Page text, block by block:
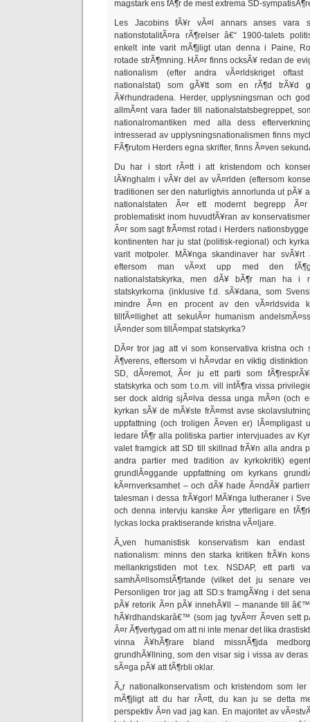
magstark ens fÃ¶r de mest extrema SD-
Les Jacobins fÃ¥r vÃ¤l annars anses vara
nationstotalitÃ¤ra rÃ¶relser â€“ 1900-talets
enkelt inte varit mÃ¶jligt utan denna i Paine,
rotade strÃ¶mning. HÃ¤r finns ocksÃ¥ redan de
nationalism (efter andra vÃ¤rldskriget
nationalstat) som gÃ¥tt som en rÃ¶d trÃ¥d
Ã¥rhundradena. Herder, upplysningsman och
allmÃ¤nt vara fader till nationalstatsbegreppet,
nationalromantiken med alla dess
intresserad av upplysningsnationalismen finns
FÃ¶rutom Herders egna skrifter, finns Ã¤ven
Du har i stort rÃ¤tt i att kristendom och
lÃ¥nghalm i vÃ¥r del av vÃ¤rlden (eftersom
traditionen ser den naturligtvis annorlunda ut pÃ¥
nationalstaten Ã¤r ett modernt begrepp Ã¤r
problematiskt inom huvudfÃ¥ran av
Ã¤r som sagt frÃ¤mst rotad i Herders
kontinenten har ju stat (politisk-regional) och
varit motpoler. MÃ¥nga skandinaver har svÃ¥rt
eftersom man vÃ¤xt upp med den
nationalstatskyrka, men dÃ¥ bÃ¶r man ha i
statskyrkorna (inklusive f.d. sÃ¥dana, som
mindre Ã¤n en procent av den vÃ¤rldsvida
tillfÃ¤llighet att sekulÃ¤r humanism
lÃ¤nder som tillÃ¤mpat statskyrka?
DÃ¤r tror jag att vi som konservativa kristna och
Ã¶verens, eftersom vi hÃ¤vdar en viktig
SD, dÃ¤remot, Ã¤r ju ett parti som
statskyrka och som t.o.m. vill infÃ¶ra vissa
ser dock aldrig sjÃ¤lva dessa unga mÃ¤n (och
kyrkan sÃ¥ de mÃ¥ste frÃ¤mst avse
uppfattning (och troligen Ã¤ven er) lÃ¤mpligast
ledare fÃ¶r alla politiska partier intervjuades av
valet framgick att SD till skillnad frÃ¥n alla andra
andra partier med tradition av kyrkokritik)
grundlÃ¤ggande uppfattning om kyrkans
kÃ¤rnverksamhet – och dÃ¥ hade Ã¤ndÃ¥
talesman i dessa frÃ¥gor! MÃ¥nga lutheraner i
och denna intervju kanske Ã¤r ytterligare en
lyckas locka praktiserande kristna vÃ¤ljare.
Ã„ven humanistisk konservatism kan
nationalism: minns den starka kritiken frÃ¥n
mellankrigstiden mot t.ex. NSDAP, ett parti
samhÃ¤llsomstÃ¶rtande (vilket det ju senare
Personligen tror jag att SD:s framgÃ¥ng i det
pÃ¥ retorik Ã¤n pÃ¥ innehÃ¥ll – manande till
hÃ¥rdhandskarâ€™ (som jag tyvÃ¤rr Ã¤ven sett
Ã¤r Ã¶vertygad om att ni inte menar det lika
vinna Ã¥hÃ¶rare bland missnÃ¶jda
grundhÃ¥llning, som den visar sig i vissa av
sÃ¤ga pÃ¥ att fÃ¶rbli oklar.
Ã„r nationalkonservatism och kristendom som
mÃ¶jligt att du har rÃ¤tt, du kan ju se detta
perspektiv Ã¤n vad jag kan. En majoritet av